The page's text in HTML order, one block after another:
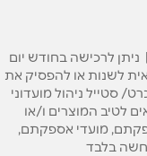
לרכישה בחודש יום
לשנות או להפסיק את
סטייל ניהול מועדוני
לטיב המוצרים ו/או
מועדי אספקתם,
בלבד